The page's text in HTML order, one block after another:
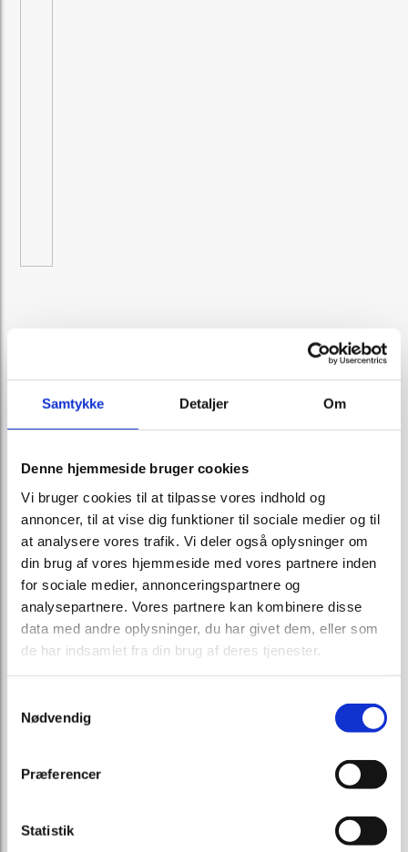
Samtykke Detaljer Om
Denne hjemmeside bruger cookies
Vi bruger cookies til at tilpasse vores indhold og
annoncer, til at vise dig funktioner til sociale medier og til
at analysere vores trafik. Vi deler også oplysninger om
din brug af vores hjemmeside med vores partnere inden
for sociale medier, annonceringspartnere og
analysepartnere. Vores partnere kan kombinere disse
data med andre oplysninger, du har givet dem, eller som
de har indsamlet fra din brug af deres tjenester.
Nødvendig
Præferencer
Statistik